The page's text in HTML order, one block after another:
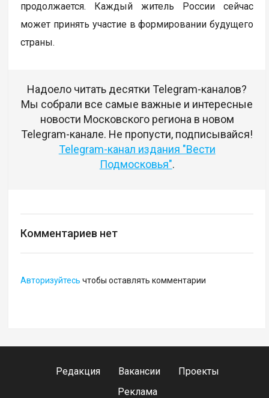
продолжается. Каждый житель России сейчас
может принять участие в формировании будущего
страны.
Надоело читать десятки Telegram-каналов?
Мы собрали все самые важные и интересные
новости Московского региона в новом
Telegram-канале. Не пропусти, подписывайся!
Telegram-канал издания "Вести
Подмосковья".
Комментариев нет
Авторизуйтесь чтобы оставлять комментарии
Редакция Вакансии
Проекты
Реклама